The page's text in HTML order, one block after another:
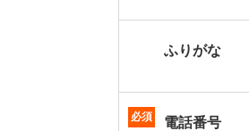
ふりがな
必須 電話番号